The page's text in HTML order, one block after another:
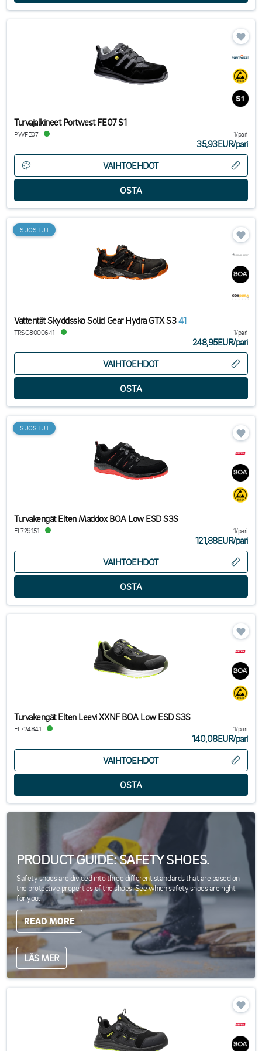
Turvajalkineet Portwest FE07 S1
PWFE07 1/pari
35,93EUR/pari
VAIHTOEHDOT
SUOSITUT
Vattentät Skyddssko Solid Gear Hydra GTX S341
TRSG8000641 1/pari
248,95EUR/pari
VAIHTOEHDOT
SUOSITUT
Turvakengät Elten Maddox BOA Low ESD S3S
EL729151 1/pari
121,88EUR/pari
VAIHTOEHDOT
Turvakengät Elten Leevi XXNF BOA Low ESD S3S
EL724841 1/pari
140,08EUR/pari
VAIHTOEHDOT
PRODUCT GUIDE: SAFETY SHOES.
Safety shoes are divided into three different standards that are based on
the protective properties of the shoes. See which safety shoes are right
for you.
READ MORE
LÄS MER